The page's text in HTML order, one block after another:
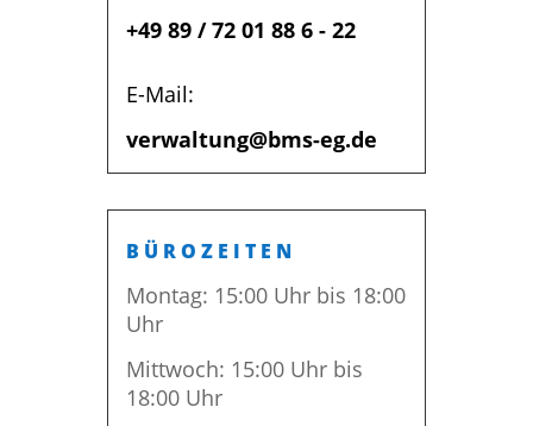
+49 89 / 72 01 88 6 - 22
E-Mail:
verwaltung@bms-eg.de
BÜROZEITEN
Montag: 15:00 Uhr bis 18:00
Uhr
Mittwoch: 15:00 Uhr bis
18:00 Uhr